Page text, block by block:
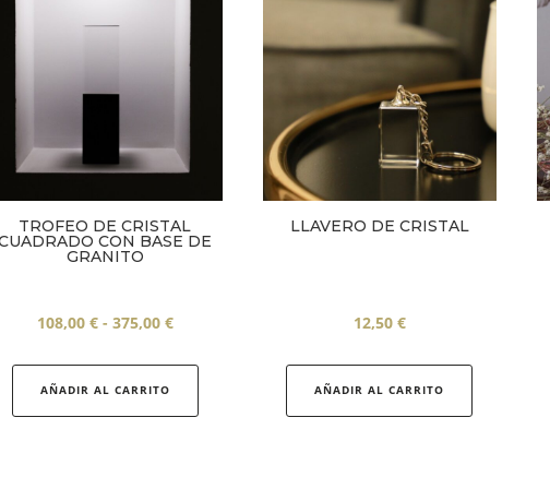
TROFEO DE CRISTAL
CON BASE DE
GRANITO
108,00 € - 375,00 €Rango
AÑADIR AL CARRITO
LLAVERO DE CRISTAL
12,50 €
AÑADIR AL CARRITO